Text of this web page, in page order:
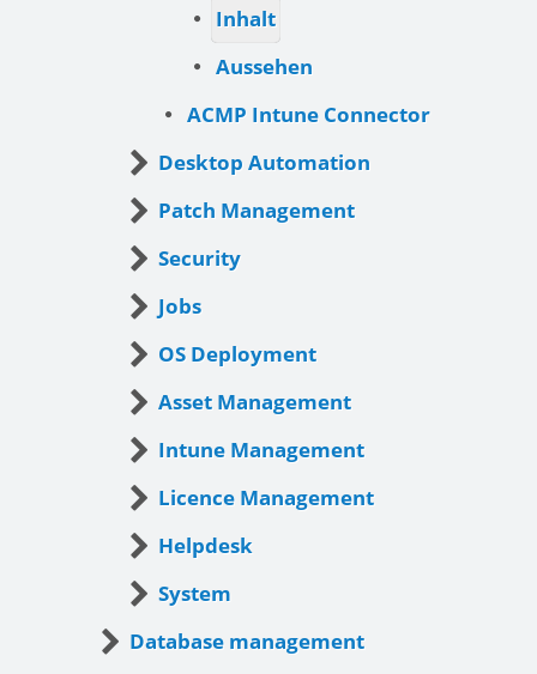
Inhalt
Aussehen
ACMP Intune Connector
Desktop Automation
Patch Management
Security
Jobs
OS Deployment
Asset Management
Intune Management
Licence Management
Helpdesk
System
Database management